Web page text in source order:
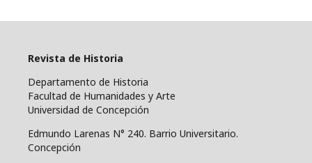
Revista de Historia
Departamento de Historia
Facultad de Humanidades y Arte
Universidad de Concepción
Edmundo Larenas N° 240. Barrio Universitario.
Concepción